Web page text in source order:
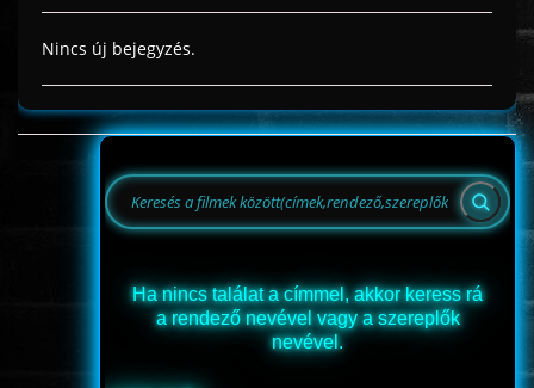
Nincs új bejegyzés.
Ha nincs találat a címmel, akkor keress rá
a rendező nevével vagy a szereplők
nevével.